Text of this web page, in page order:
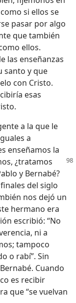
si ellos se
pasar por algo
que también
ellos.
las enseñanzas
santo y que
con Cristo.
esas
a la que le
a
enseñamos la
¿tratamos
y Bernabé?
del siglo
nos dejó un
hermano era
escribió: “No
ni a
tampoco
o rabí”. Sin
Cuando
es recibir
que “se vuelvan